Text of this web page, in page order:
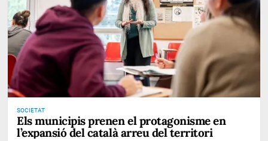
SOCIETAT
Els municipis prenen el protagonisme en
l’expansió del català arreu del territori